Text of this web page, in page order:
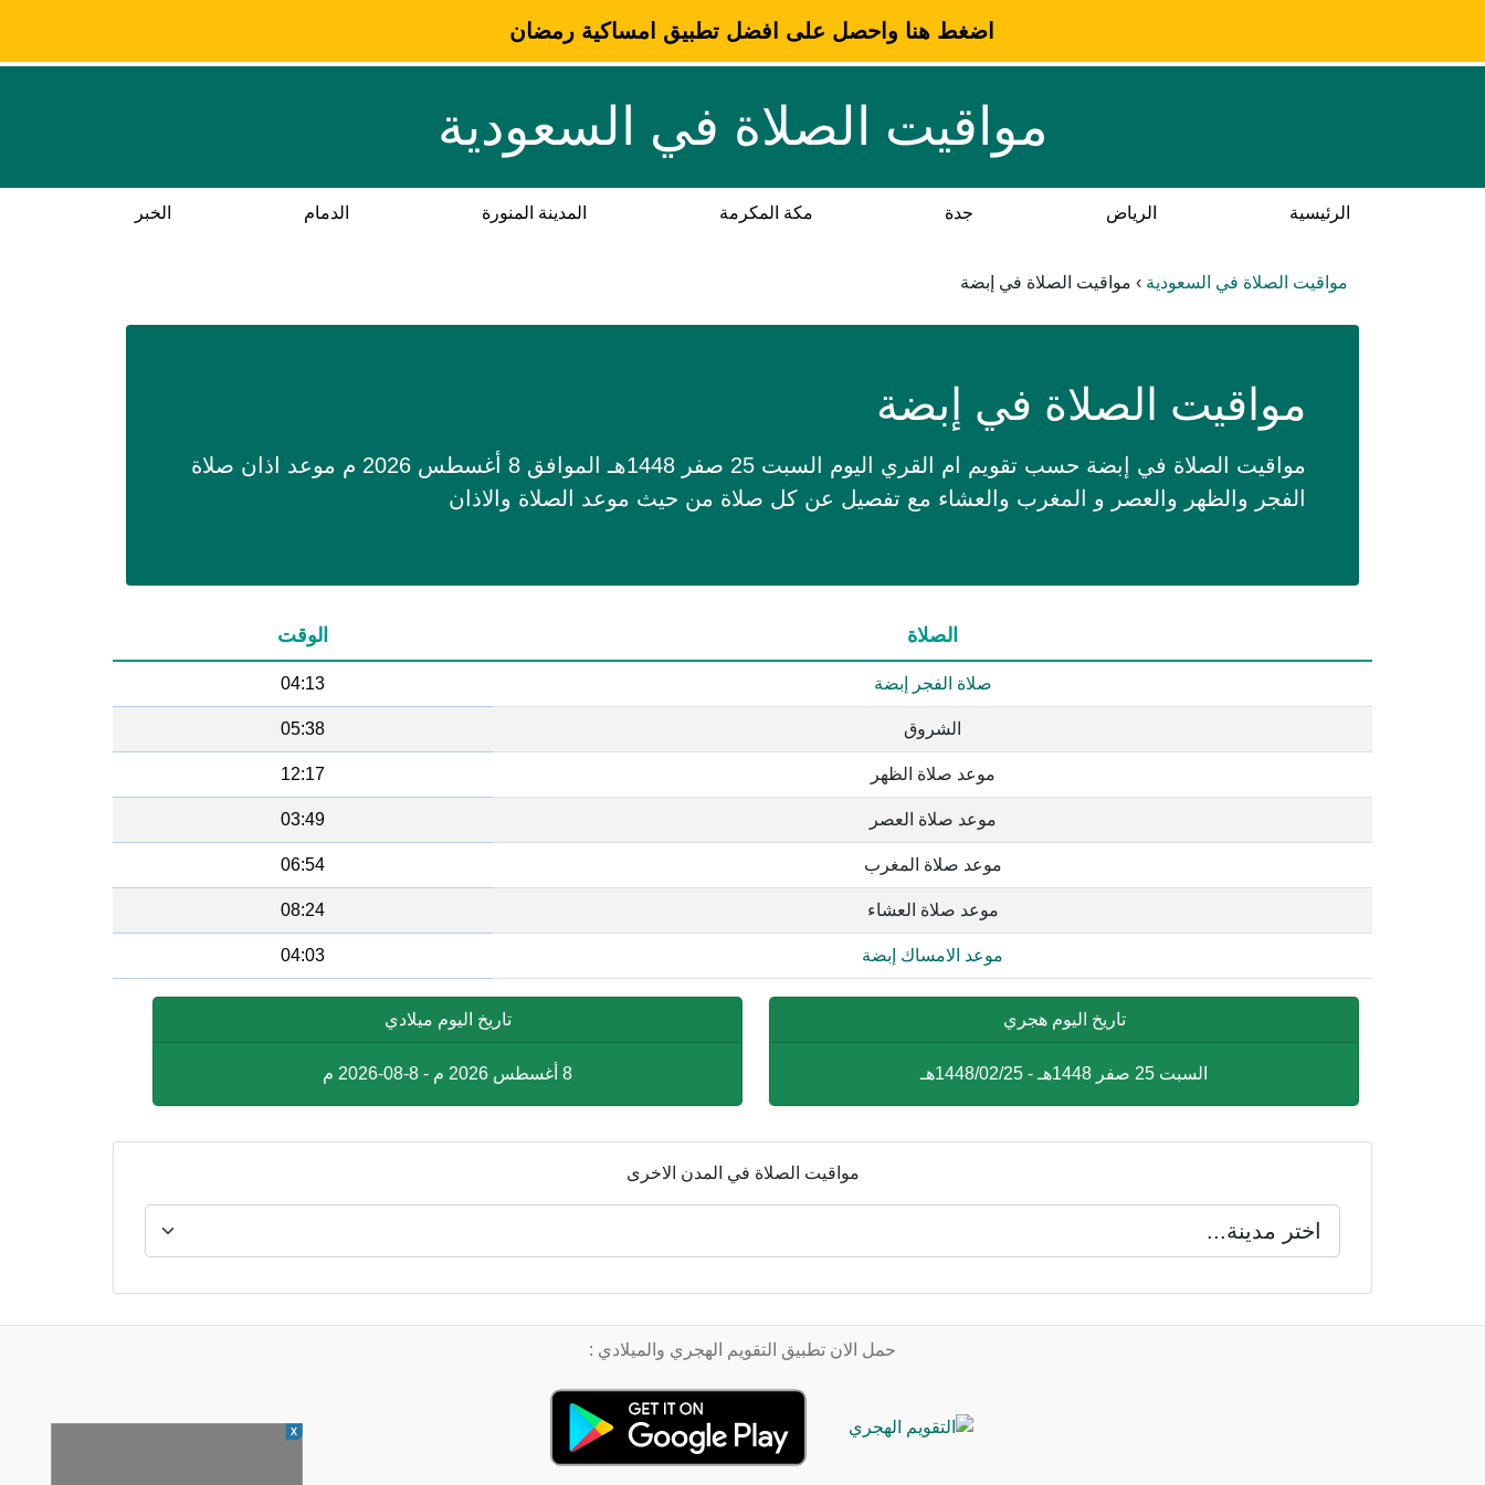
اضغط هنا واحصل على افضل تطبيق امساكية رمضان
مواقيت الصلاة في السعودية
الرئيسية الرياض جدة مكة المكرمة المدينة المنورة الدمام الخبر
مواقيت الصلاة في السعودية › مواقيت الصلاة في إبضة
مواقيت الصلاة في إبضة
مواقيت الصلاة في إبضة حسب تقويم ام القري اليوم السبت 25 صفر 1448هـ الموافق 8 أغسطس 2026 م موعد اذان صلاة
الفجر والظهر والعصر و المغرب والعشاء مع تفصيل عن كل صلاة من حيث موعد الصلاة والاذان
الصلاة الوقت
صلاة الفجر إبضة 04:13
الشروق 05:38
موعد صلاة الظهر 12:17
موعد صلاة العصر 03:49
موعد صلاة المغرب 06:54
موعد صلاة العشاء 08:24
موعد الامساك إبضة 04:03
تاريخ اليوم هجري
السبت 25 صفر 1448هـ - 1448/02/25هـ
تاريخ اليوم ميلادي
8 أغسطس 2026 م - 8-08-2026 م
مواقيت الصلاة في المدن الاخرى
X
حمل الان تطبيق التقويم الهجري والميلادي :